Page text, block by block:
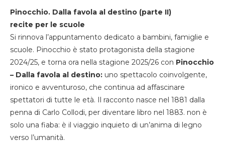
Pinocchio. Dalla favola al destino (parte II)
recite per le scuole
Si rinnova l’appuntamento dedicato a bambini, famiglie e
scuole. Pinocchio è stato protagonista della stagione
2024/25, e torna ora nella stagione 2025/26 con Pinocchio
– Dalla favola al destino: uno spettacolo coinvolgente,
ironico e avventuroso, che continua ad affascinare
spettatori di tutte le età. Il racconto nasce nel 1881 dalla
penna di Carlo Collodi, per diventare libro nel 1883. non è
solo una fiaba: è il viaggio inquieto di un’anima di legno
verso l’umanità.